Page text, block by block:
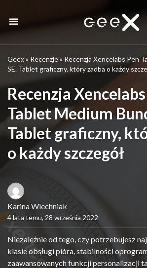
Geex» Recenzje» Recenzja Xencelabs Pen
SE. Tablet graficzny, który zadba o każdy
Recenzja
Tablet Medium
Tablet graficzny,
o każdy szczegół
Karina Wiechniak
4 lata temu, 28 września 2022
Niezależnie od tego, czy potrzebujesz
klasie obsługi pióra, stabilności
zaawansowanych funkcji personalizacji